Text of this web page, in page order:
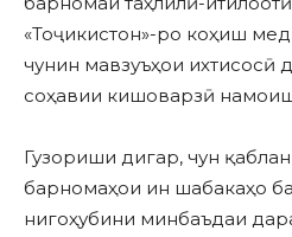
«Тоҷикистон»-ро коҳиш
чунин мавзуъҳои ихтисосӣ
соҳавии кишоварзӣ
Гузориши дигар, чун
барномаҳои ин шабакаҳо
нигоҳубини минбаъдаи